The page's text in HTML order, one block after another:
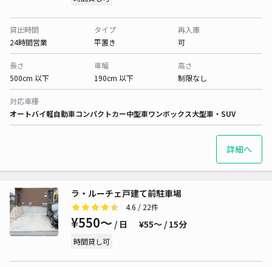
貸出時間
24時間営業
タイプ
平置き
再入庫
可
長さ
500cm 以下
車幅
190cm 以下
高さ
制限なし
対応車種
オートバイ軽自動車コンパクトカー中型車ワンボックス大型車・SUV
詳細へ
ラ・ルーチェ戸建て前駐車場
4.6 / 22件
¥550〜 / 日 ¥55〜 / 15分
時間貸し可